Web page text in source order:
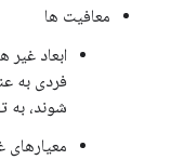
معافیت ها
ابعاد غیر
فردی به
شوند، به
معیارهای